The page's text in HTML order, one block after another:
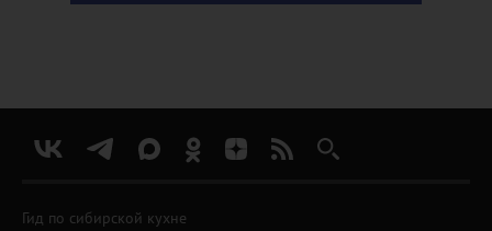
Гид по сибирской кухне